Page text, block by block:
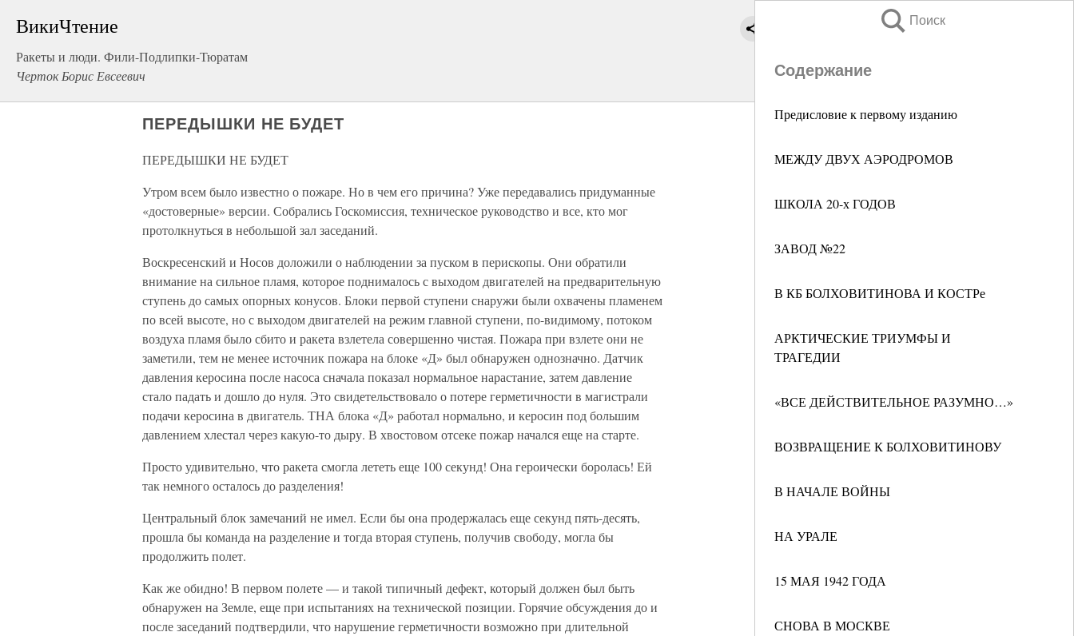
ВикиЧтение
Ракеты и люди. Фили-Подлипки-Тюратам
Черток Борис Евсеевич
Поиск
Содержание
Предисловие к первому изданию
МЕЖДУ ДВУХ АЭРОДРОМОВ
ШКОЛА 20-х ГОДОВ
ЗАВОД №22
В КБ БОЛХОВИТИНОВА И КОСТРе
АРКТИЧЕСКИЕ ТРИУМФЫ И
ТРАГЕДИИ
«ВСЕ ДЕЙСТВИТЕЛЬНОЕ РАЗУМНО…»
ВОЗВРАЩЕНИЕ К БОЛХОВИТИНОВУ
В НАЧАЛЕ ВОЙНЫ
НА УРАЛЕ
15 МАЯ 1942 ГОДА
СНОВА В МОСКВЕ
ПЕРЕДЫШКИ НЕ БУДЕТ
ПЕРЕДЫШКИ НЕ БУДЕТ
Утром всем было известно о пожаре. Но в чем его причина? Уже передавались придуманные
«достоверные» версии. Собрались Госкомиссия, техническое руководство и все, кто мог
протолкнуться в небольшой зал заседаний.
Воскресенский и Носов доложили о наблюдении за пуском в перископы. Они обратили
внимание на сильное пламя, которое поднималось с выходом двигателей на предварительную
ступень до самых опорных конусов. Блоки первой ступени снаружи были охвачены пламенем
по всей высоте, но с выходом двигателей на режим главной ступени, по-видимому, потоком
воздуха пламя было сбито и ракета взлетела совершенно чистая. Пожара при взлете они не
заметили, тем не менее источник пожара на блоке «Д» был обнаружен однозначно. Датчик
давления керосина после насоса сначала показал нормальное нарастание, затем давление
стало падать и дошло до нуля. Это свидетельствовало о потере герметичности в магистрали
подачи керосина в двигатель. ТНА блока «Д» работал нормально, и керосин под большим
давлением хлестал через какую-то дыру. В хвостовом отсеке пожар начался еще на старте.
Просто удивительно, что ракета смогла лететь еще 100 секунд! Она героически боролась! Ей
так немного осталось до разделения!
Центральный блок замечаний не имел. Если бы она продержалась еще секунд пять-десять,
прошла бы команда на разделение и тогда вторая ступень, получив свободу, могла бы
продолжить полет.
Как же обидно! В первом полете — и такой типичный дефект, который должен был быть
обнаружен на Земле, еще при испытаниях на технической позиции. Горячие обсуждения до и
после заседаний подтвердили, что нарушение герметичности возможно при длительной